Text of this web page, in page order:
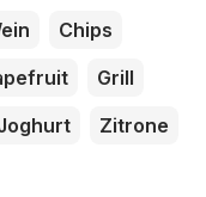
Chips
Grill
Zitrone